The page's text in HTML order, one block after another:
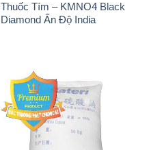
Thuốc Tím – KMNO4 Black
Diamond Ấn Độ India